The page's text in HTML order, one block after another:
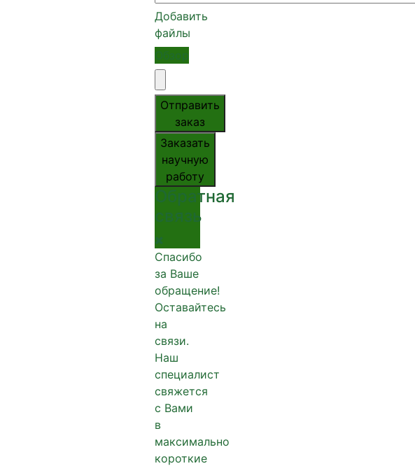
Добавить
файлы
Обзор
Отправить
заказ
Заказать
научную
работу
Обратная
связь
Спасибо
за Ваше
обращение!
Оставайтесь
на
связи.
Наш
специалист
свяжется
с Вами
в
максимально
короткие